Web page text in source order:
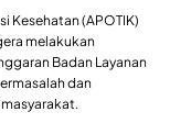
Kesehatan (APOTIK)
melakukan
Badan Layanan
dan